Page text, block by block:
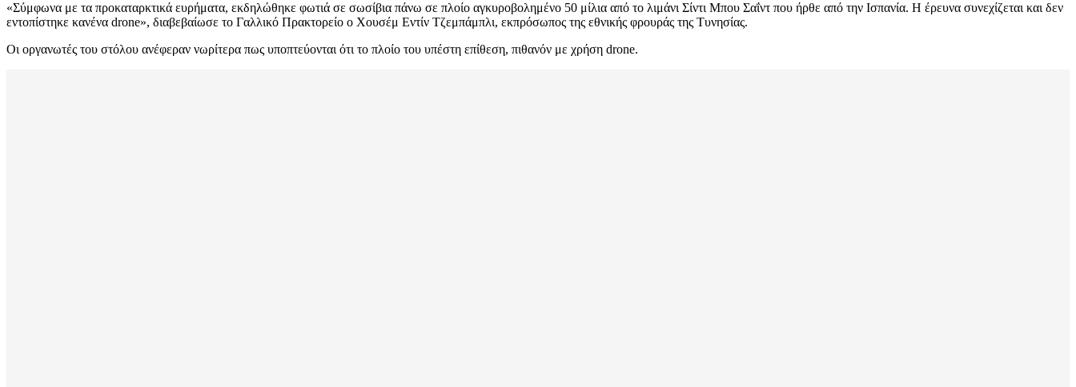
«Σύμφωνα με τα προκαταρκτικά ευρήματα, εκδηλώθηκε φωτιά σε σωσίβια πάνω σε πλοίο αγκυροβολημένο 50 μίλια από το λιμάνι Σίντι Μπου Σαΐντ που ήρθε από την Ισπανία. Η έρευνα συνεχίζεται και δεν
εντοπίστηκε κανένα drone», διαβεβαίωσε το Γαλλικό Πρακτορείο ο Χουσέμ Εντίν Τζεμπάμπλι, εκπρόσωπος της εθνικής φρουράς της Τυνησίας.
Οι οργανωτές του στόλου ανέφεραν νωρίτερα πως υποπτεύονται ότι το πλοίο του υπέστη επίθεση, πιθανόν με χρήση drone.